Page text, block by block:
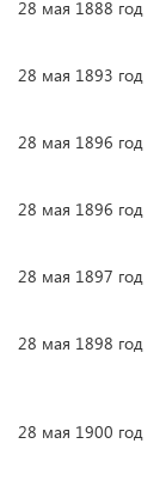
28 мая 1888 год
28 мая 1893 год
28 мая 1896 год
28 мая 1896 год
28 мая 1897 год
28 мая 1898 год
28 мая 1900 год